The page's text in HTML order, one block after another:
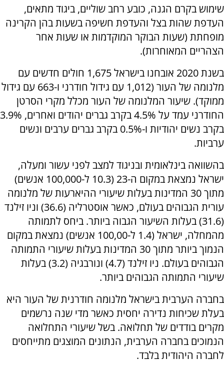
שימוש בקרם הגנה, כובע רחב שוליים, ביגוד מתאים,
העדפת שהות בצל והעדפת חשיפה בשעות בהן הקרינה
מופחתת (שעות הבוקר המוקדמות או שעות אחר
הצהריים המאוחרות).
בשנת 2020 אובחנו בישראל 1,675 חולים חדשים עם
מלנומה של העור (1,012 עם גידול חודרני ו-663 עם גידול
ממוקד). שיעור המלנומה של העור מכלל מקרי הסרטן
החודרני עמד על 4.5% בקרב גברים יהודים ואחרים, 3.9%
בקרב נשים יהודיות ו-0.5% בקרב גברים ערבים ונשים
ערביות.
בהשוואה בינלאומית ובניגוד למצב לפני עשור ומעלה,
ישראל נמצאת במקום ה-23 (10.3 ל-100,000 אנשים)
מתוך 30 המדינות בעלות שיעורי ההיארעות של מלנומה
עורית הגבוהים בעולם, כאשר אוסטרליה (36.6) וניו זילנד
(31.6) בעלות השיעור הגבוה ביותר. ביחס לתמותה
מהמחלה, ישראל (1.4 ל-100,00 אנשים) נמצאת במקום
הנמוך ביותר מתוך 30 המדינות בעלות שיעורי התמותה
הגבוהים בעולם. ניו זילנד (4.7) ונורבגיה (3.2) בעלות
שיעורי התמותה הגבוהים ביותר.
בחברה הערבית בישראל מלנומה חודרנית של העור היא
בעלת שכיחות נדירה יחסית כאשר מדי שנה נרשמים
מקרים בודדים של תחלואה. בשל שיעורי התחלואה
הנמוכים בחברה הערבית, הנתונים המוצגים מתייחסים
לחברה היהודית בלבד.